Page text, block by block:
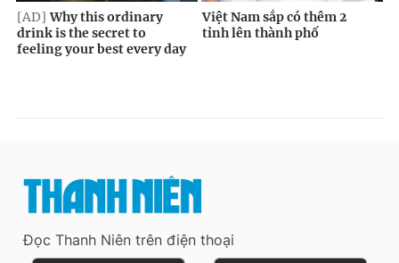
Đọc Thanh Niên trên điện thoại